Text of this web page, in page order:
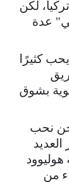
لكن
عدة
كثيرًا
بشوق
نحن نحب
من